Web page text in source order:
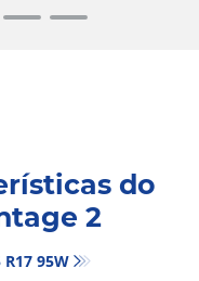
do
2
95W